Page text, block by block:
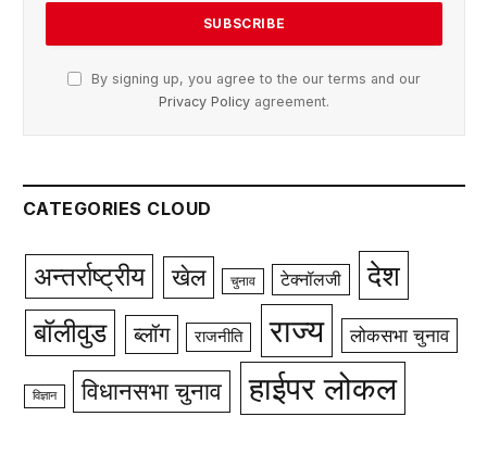
By signing up, you agree to the our terms and our
Privacy Policy agreement.
CATEGORIES CLOUD
अन्तर्राष्ट्रीय खेल चुनाव टेक्नॉलजी देश
बॉलीवुड ब्लॉग राजनीति राज्य लोकसभा चुनाव
विज्ञान विधानसभा चुनाव हाईपर लोकल